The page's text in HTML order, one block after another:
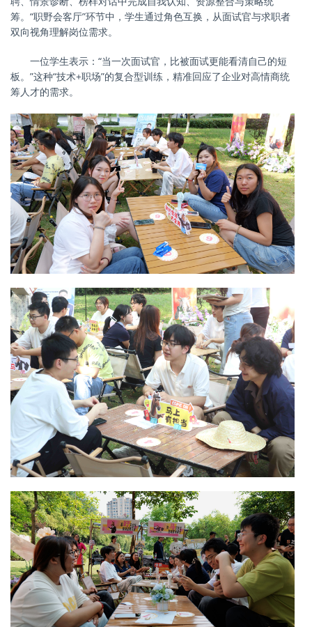
筹。“职野会客厅”环节中，学生通过角色互换，从面试官与求职者
双向视角理解岗位需求。
一位学生表示： “当一次面试官，比被面试更能看清自己的短
板。”这种“技术+职场”的复合型训练，精准回应了企业对高情商统
筹人才的需求。